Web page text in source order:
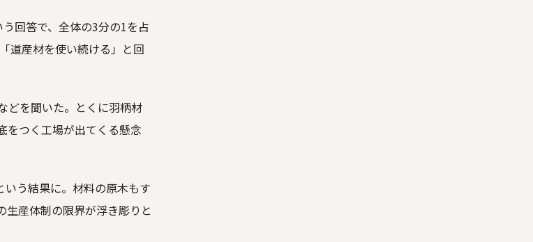
回答で、全体の3分の1を占
道産材を使い続ける」と回
どを聞いた。とくに羽柄材
をつく工場が出てくる懸念
う結果に。材料の原木もす
産体制の限界が浮き彫りと